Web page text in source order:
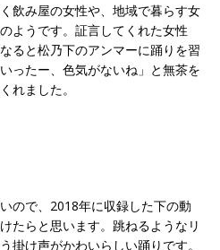
飲み屋の女性や、地域で暮らす女
ようです。証言してくれた女性
ると松乃下のアンマーに踊りを習
ったー、色気がないね」と無茶を
れました。
ので、2018年に収録した下の動
たらと思います。跳ねるようなリ
掛け声がかわいらしい踊りです。